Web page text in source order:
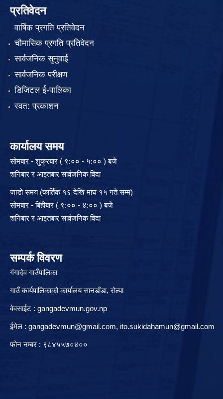
प्रतिवेदन
वार्षिक प्रगति प्रतिवेदन
चौमासिक प्रगति प्रतिवेदन
सार्वजनिक सुनुवाई
सार्वजनिक परीक्षण
डिजिटल ई-पालिका
स्वत: प्रकाशन
कार्यालय समय
सोमबार - शुक्रबार ( ९:०० - ५:०० ) बजे
शनिबार र आइतबार सार्वजनिक विदा
जाडो समय (कार्तिक १६ देखि माघ १५ गते सम्म)
सोमबार - बिहीबार ( ९:०० - ४:०० ) बजे
शनिबार र आइतबार सार्वजनिक विदा
सम्पर्क विवरण
गंगादेव गाउँपालिका
गाउँ कार्यपालिकाको कार्यालय सानडाँडा, रो‍‍ल्पा
वेवसाईट : gangadevmun.gov.np
ईमेल : gangadevmun@gmail.com, ito.sukidahamun@gmail.com
फोन नम्बर : ९८४५५७०४००